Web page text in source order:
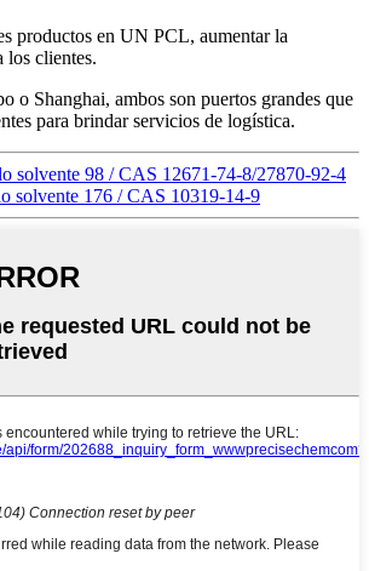
productos en UN PCL, aumentar la
los clientes.
o Shanghai, ambos son puertos grandes que
para brindar servicios de logística.
solvente 98 / CAS 12671-74-8/27870-92-4
solvente 176 / CAS 10319-14-9